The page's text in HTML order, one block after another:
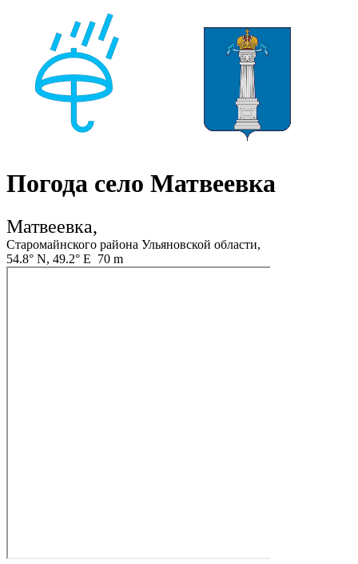
Погода село Матвеевка
Матвеевка,
Старомайнского района Ульяновской области,
54.8° N, 49.2° E 70 m